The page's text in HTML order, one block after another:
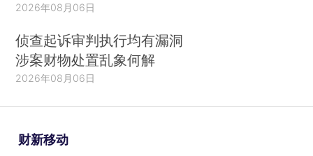
2026年08月06日
侦查起诉审判执行均有漏洞
涉案财物处置乱象何解
2026年08月06日
财新移动